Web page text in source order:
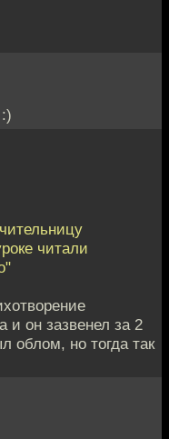
читали
и он зазвенел за 2
облом, но тогда так